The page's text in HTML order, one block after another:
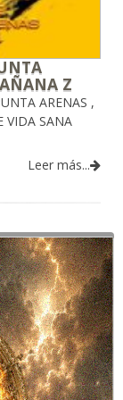
Z
ARENAS ,
VIDA SANA
Leer más...